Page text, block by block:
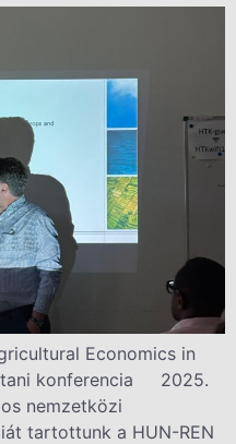
Economics in
konferencia 2025.
nemzetközi
tartottunk a HUN-REN